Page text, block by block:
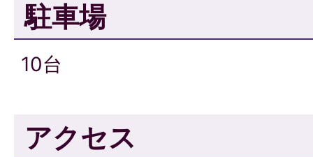
駐車場
10台
アクセス